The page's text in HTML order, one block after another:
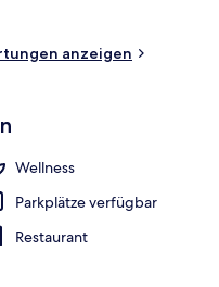
anzeigen
Wellness
Parkplätze verfügbar
Restaurant